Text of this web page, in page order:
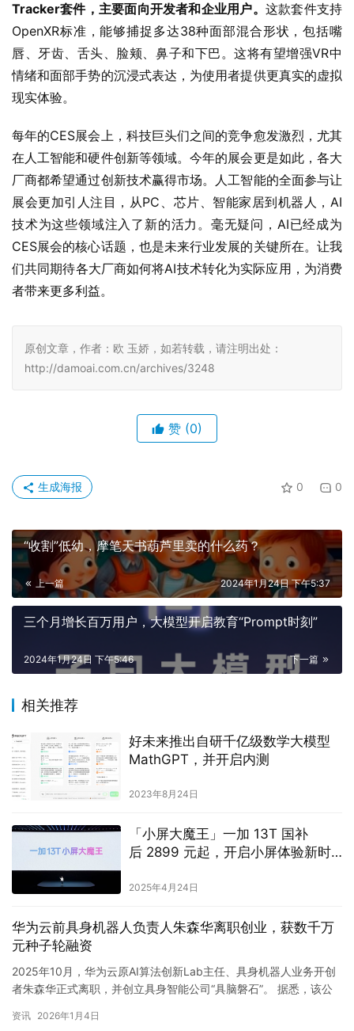
Tracker套件，主要面向开发者和企业用户。 这款套件支持
OpenXR标准，能够捕捉多达38种面部混合形状，包括嘴
唇、牙齿、舌头、脸颊、鼻子和下巴。这将有望增强VR中
情绪和面部手势的沉浸式表达，为使用者提供更真实的虚拟
现实体验。
每年的CES展会上，科技巨头们之间的竞争愈发激烈，尤其
在人工智能和硬件创新等领域。今年的展会更是如此，各大
厂商都希望通过创新技术赢得市场。人工智能的全面参与让
展会更加引人注目，从PC、芯片、智能家居到机器人，AI
技术为这些领域注入了新的活力。毫无疑问，AI已经成为
CES展会的核心话题，也是未来行业发展的关键所在。让我
们共同期待各大厂商如何将AI技术转化为实际应用，为消费
者带来更多利益。
原创文章，作者：欧 玉娇，如若转载，请注明出处：
http://damoai.com.cn/archives/3248
赞 (0)
0 0
生成海报
“收割”低幼，摩笔天书葫芦里卖的什么药？
上一篇 2024年1月24日 下午5:37
三个月增长百万用户，大模型开启教育“Prompt时刻”
下一篇
2024年1月24日 下午5:46
相关推荐
好未来推出自研千亿级数学大模型
MathGPT，并开启内测
2023年8月24日
「小屏大魔王」一加 13T 国补
后 2899 元起，开启小屏体验新时
2025年4月24日
华为云前具身机器人负责人朱森华离职创业，获数千万
元种子轮融资
2025年10月，华为云原AI算法创新Lab主任、具身机器人业务开创
者朱森华正式离职，并创立具身智能公司“具脑磐石”。 据悉，该公
资讯 2026年1月4日